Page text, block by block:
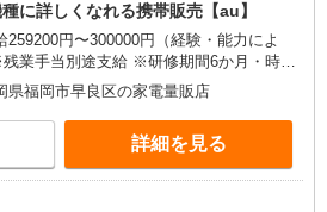
種に詳しくなれる携帯販売【au】
259200円〜300000円（経験・能力によ
業手当別途支給 ※研修期間6か月・時給
★交通費別途支給（規定あり） ゜
○。・゜+゜・。○。・゜+゜ 入社祝い金10
達を紹介頂くと, インセンテ
(規定有) ゜・。○。・゜+゜・。○。・゜
県福岡市早良区の家電量販店
詳細を見る